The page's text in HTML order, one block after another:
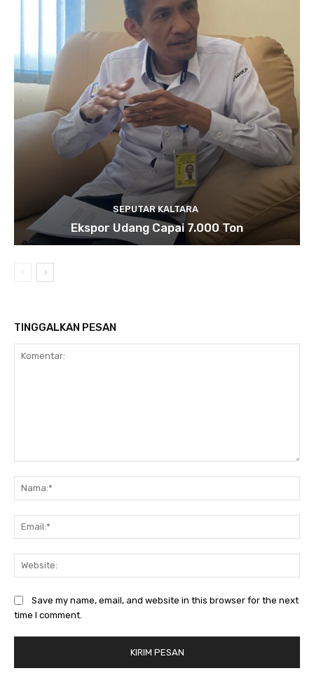
SEPUTAR KALTARA
Ekspor Udang Capai 7.000 Ton
TINGGALKAN PESAN
Save my name, email, and website in this browser for the next
time I comment.